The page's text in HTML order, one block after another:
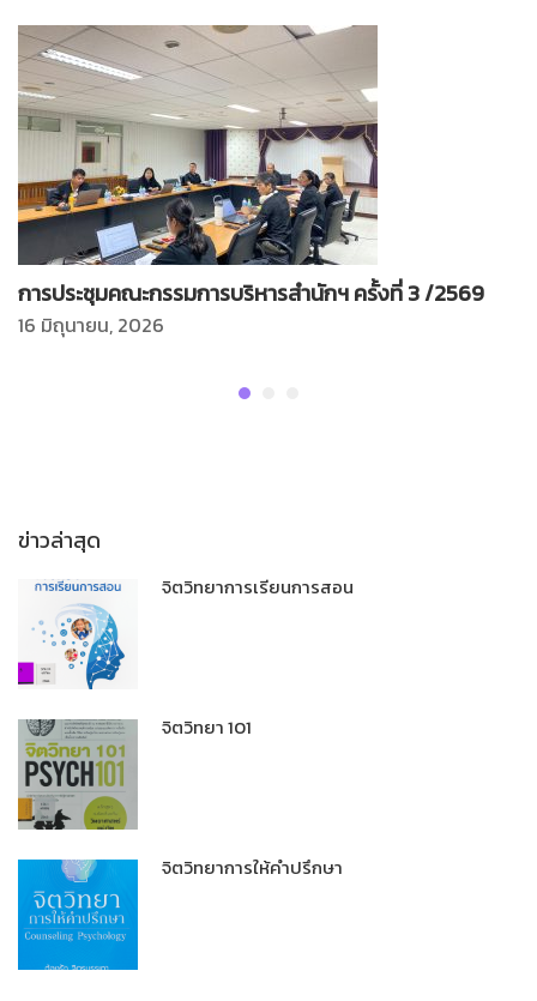
การประชุมคณะกรรมการบริหารสำนักฯ ครั้งที่ 3 /2569
16 มิถุนายน, 2026
ข่าวล่าสุด
จิตวิทยาการเรียนการสอน
จิตวิทยา 101
จิตวิทยาการให้คำปรึกษา